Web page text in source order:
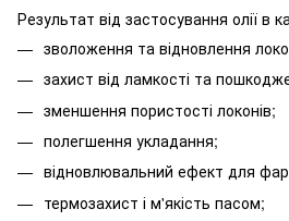
Результат від застосування олії в
зволоження та відновлення
захист від ламкості та
зменшення пористості локонів;
полегшення укладання;
відновлювальний ефект для
термозахист і м'якість пасом;